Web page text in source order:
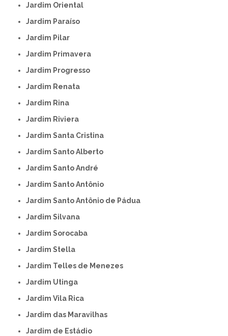
Jardim Oriental
Jardim Paraíso
Jardim Pilar
Jardim Primavera
Jardim Progresso
Jardim Renata
Jardim Rina
Jardim Riviera
Jardim Santa Cristina
Jardim Santo Alberto
Jardim Santo André
Jardim Santo Antônio
Jardim Santo Antônio de Pádua
Jardim Silvana
Jardim Sorocaba
Jardim Stella
Jardim Telles de Menezes
Jardim Utinga
Jardim Vila Rica
Jardim das Maravilhas
Jardim de Estádio